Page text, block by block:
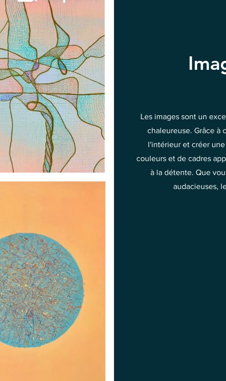
Les images sont un
chaleureuse. Grâce à
l'intérieur et créer
couleurs et de cadres
à la détente. Que
audacieuses,